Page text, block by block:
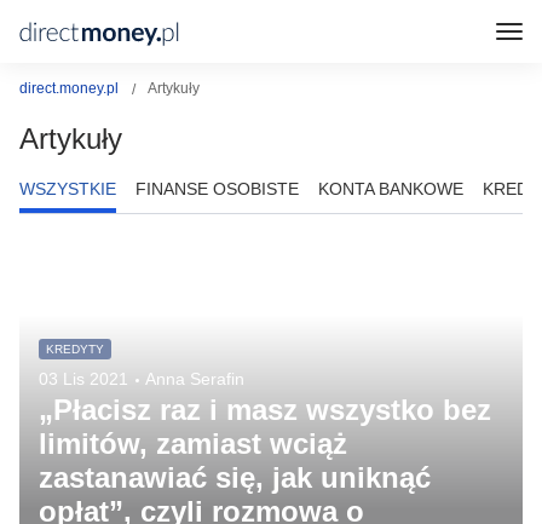
direct.money.pl Artykuły
Artykuły
WSZYSTKIE FINANSE OSOBISTE KONTA BANKOWE
KREDYTY
03 Lis 2021 Anna Serafin
„Płacisz raz i masz wszystko bez
limitów, zamiast wciąż
zastanawiać się, jak uniknąć
opłat”, czyli rozmowa o